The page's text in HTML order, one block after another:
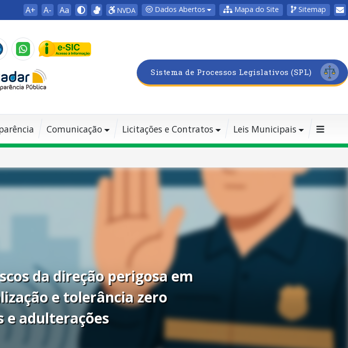
A+ A- Aa NVDA Dados Abertos Mapa do Site Sitemap
Sistema de Processos Legislativos (SPL)
Comunicação Licitações e Contratos Leis Municipais
da direção perigosa em
e tolerância zero
e adulterações